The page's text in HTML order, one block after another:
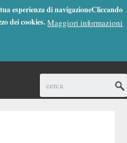
esperienza di navigazioneCliccando
dei cookies.Maggiori informazioni
(0)